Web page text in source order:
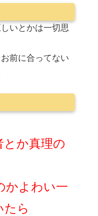
いとかは一切思
前に合ってない
とか真理の
かよわい一
たら